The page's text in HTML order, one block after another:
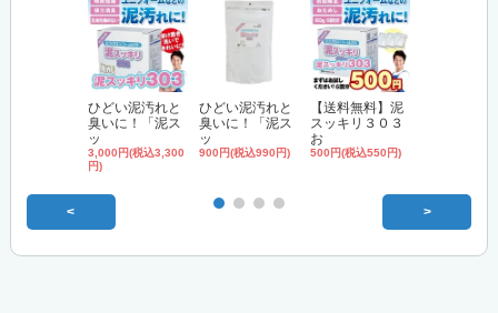
ひどい泥汚れと
臭いに！「泥ス
ッ
3,000円(税込3,300
円)
ひどい泥汚れと
臭いに！「泥ス
ッ
900円(税込990円)
【送料無料】泥
スッキリ３０３
お
500円(税込550円)
< >